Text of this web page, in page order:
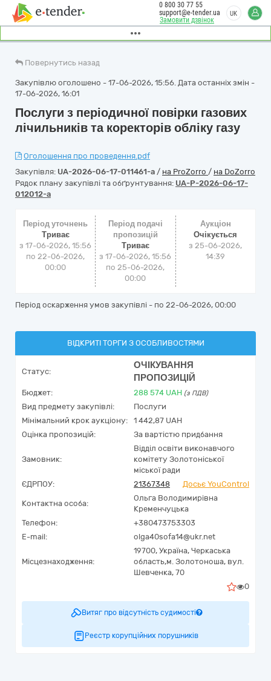
Замовити дзвінок
0 800 30 77 55
support@e-tender.ua
UK
Повернутись назад
Закупівлю оголошено - 17-06-2026, 15:56. Дата останніх змін -
17-06-2026, 16:01
Послуги з періодичної повірки газових
лічильників та коректорів обліку газу
Оголошення про проведення.pdf
Закупівля: UA-2026-06-17-011461-a / на ProZorro / на DoZorro
Рядок плану закупівлі та обґрунтування: UA-P-2026-06-17-
012012-a
Період уточнень
Триває
з 17-06-2026, 15:56
по 22-06-2026,
00:00
Період подачі
пропозицій
Триває
з 17-06-2026, 15:56
по 25-06-2026,
00:00
Аукціон
Очікується
з25-06-2026,
14:39
Період оскарження умов закупівлі - по 22-06-2026, 00:00
ВІДКРИТІ ТОРГИ З ОСОБЛИВОСТЯМИ
Статус:
ОЧІКУВАННЯ
ПРОПОЗИЦІЙ
Бюджет: 288 574 UAH (з ПДВ)
Вид предмету закупівлі:
Послуги
Мінімальний крок аукціону:
1 442,87 UAH
Оцінка пропозицій:
За вартістю придбання
Замовник:
Відділ освіти виконавчого
комітету Золотоніської
міської ради
ЄДРПОУ:
21367348 Досьє YouControl
Контактна особа:
Ольга Володимирівна
Кременчуцька
Телефон:
+380473753303
E-mail:
olga40sofa14@ukr.net
Місцезнаходження:
19700, Україна, Черкаська
область,м. Золотоноша, вул.
Шевченка, 70
0
Витяг про відсутність судимості
Реєстр корупційних порушників